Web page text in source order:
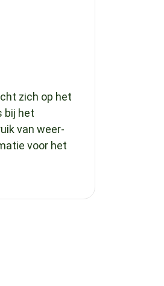
zich op het
bij het
van weer-
voor het